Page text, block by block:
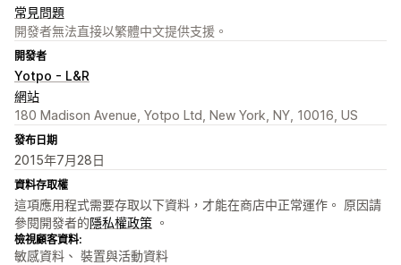
常見問題
開發者無法直接以繁體中文提供支援。
開發者
Yotpo - L&R
網站
180 Madison Avenue, Yotpo Ltd, New York, NY, 10016, US
發布日期
2015年7月28日
資料存取權
這項應用程式需要存取以下資料，才能在商店中正常運作。 原因請
參閱開發者的隱私權政策 。
檢視顧客資料:
敏感資料、 裝置與活動資料